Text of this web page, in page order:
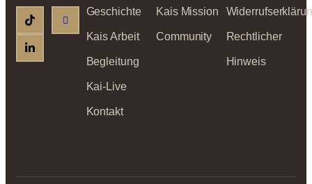
Geschichte
Kais Arbeit
Begleitung
Kai-Live
Kontakt
Kais Mission
Community Rechtlicher
Hinweis